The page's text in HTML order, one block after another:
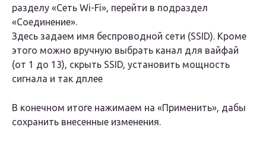
разделу «Сеть Wi-Fi», перейти в подраздел
«Соединение».
Здесь задаем имя беспроводной сети (SSID). Кроме
этого можно вручную выбрать канал для вайфай
(от 1 до 13), скрыть SSID, установить мощность
сигнала и так дплее
В конечном итоге нажимаем на «Применить», дабы
сохранить внесенные изменения.